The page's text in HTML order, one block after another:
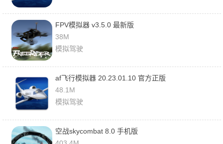
FPV模拟器 v3.5.0 最新版
38M
模拟驾驶
af飞行模拟器 20.23.01.10 官方正版
48.1M
模拟驾驶
空战skycombat 8.0 手机版